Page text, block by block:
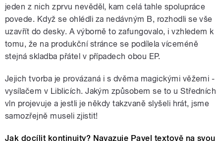
jeden z nich zprvu nevěděl, kam celá tahle spolupráce
povede. Když se ohlédli za nedávným B, rozhodli se vše
uzavřít do desky. A výborně to zafungovalo, i vzhledem k
tomu, že na produkční stránce se podílela víceméně
stejná skladba přátel v případech obou EP.
Jejich tvorba je provázaná i s dvěma magickými věžemi -
vysílačem v Liblicích. Jakým způsobem se to u Středních
vln projevuje a jestli je někdy takzvaně slyšeli hrát, jsme
samozřejně museli zjistit!
Jak docílit kontinuity? Navazuje Pavel textově na svou